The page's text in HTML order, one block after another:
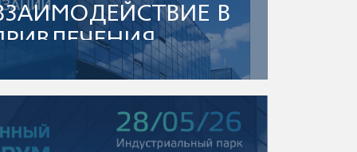
В
АРЕНДАТОРОВ,
НИХ
УСЛОВИЙ.